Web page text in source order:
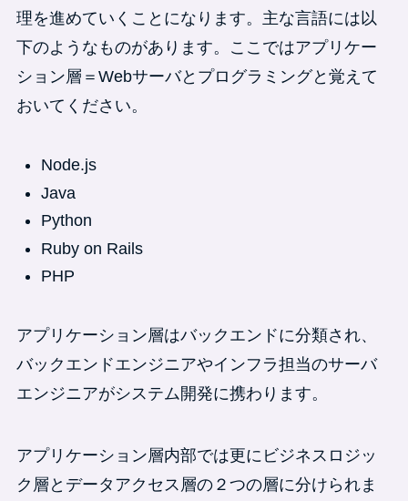
理を進めていくことになります。主な言語には以
下のようなものがあります。ここではアプリケー
ション層＝Webサーバとプログラミングと覚えて
おいてください。
Node.js
Java
Python
Ruby on Rails
PHP
アプリケーション層はバックエンドに分類され、
バックエンドエンジニアやインフラ担当のサーバ
エンジニアがシステム開発に携わります。
アプリケーション層内部では更にビジネスロジッ
ク層とデータアクセス層の２つの層に分けられま